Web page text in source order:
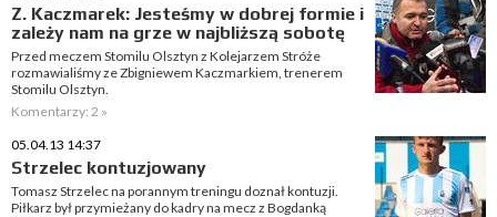
Z. Kaczmarek: Jesteśmy w dobrej formie i
zależy nam na grze w najbliższą sobotę
Przed meczem Stomilu Olsztyn z Kolejarzem Stróże
rozmawialiśmy ze Zbigniewem Kaczmarkiem, trenerem
Stomilu Olsztyn.
Komentarzy: 2 »
05.04.13 14:37
Strzelec kontuzjowany
Tomasz Strzelec na porannym treningu doznał kontuzji.
Piłkarz był przymieżany do kadry na mecz z Bogdanką